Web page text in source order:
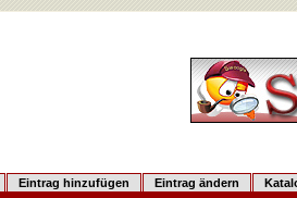
Eintrag hinzufügen Eintrag ändern